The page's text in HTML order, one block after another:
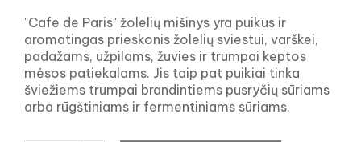
"Cafe de Paris" žolelių mišinys yra puikus ir
aromatingas prieskonis žolelių sviestui, varškei,
padažams, užpilams, žuvies ir trumpai keptos
mėsos patiekalams. Jis taip pat puikiai tinka
šviežiems trumpai brandintiems pusryčių sūriams
arba rūgštiniams ir fermentiniams sūriams.